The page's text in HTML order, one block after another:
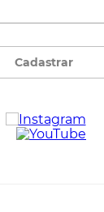
Cadastrar